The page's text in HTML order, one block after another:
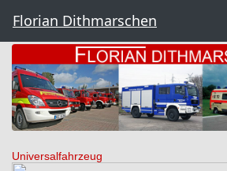
Florian Dithmarschen
Universalfahrzeug